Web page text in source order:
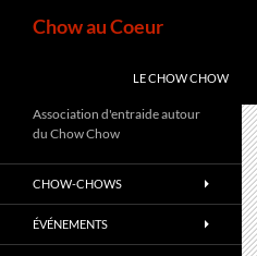
Chow au Coeur
LE CHOW CHOW
Association d'entraide autour
du Chow Chow
CHOW-CHOWS
ÉVÉNEMENTS